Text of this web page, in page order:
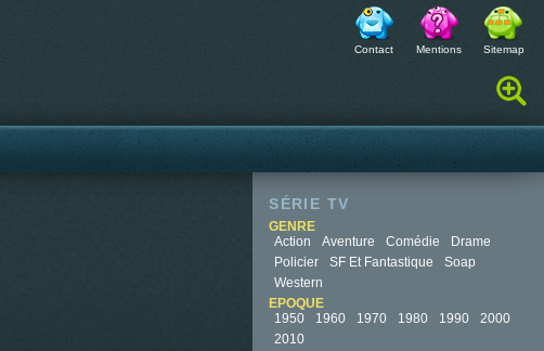
Contact Mentions Sitemap
Rechercher :
SÉRIE TV
GENRE
Action
Aventure Comédie
Drame
Policier
SF Et Fantastique
Soap
Western
EPOQUE
1950
1960 1970 1980 1990
2000
2010